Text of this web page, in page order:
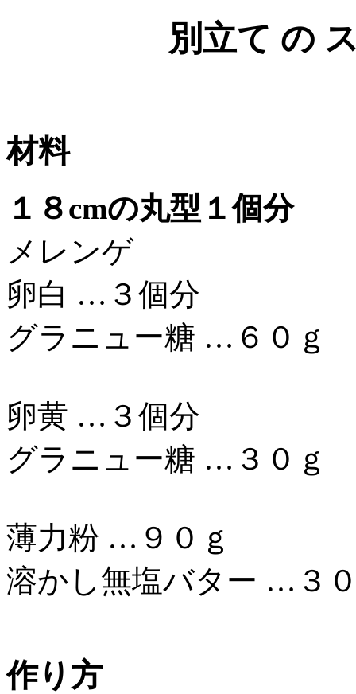
別立て の
材料
１８cmの丸型１個分
メレンゲ
卵白 …３個分
グラニュー糖 …６０ｇ
卵黄 …３個分
グラニュー糖 …３０ｇ
薄力粉 …９０ｇ
溶かし無塩バター …３
作り方